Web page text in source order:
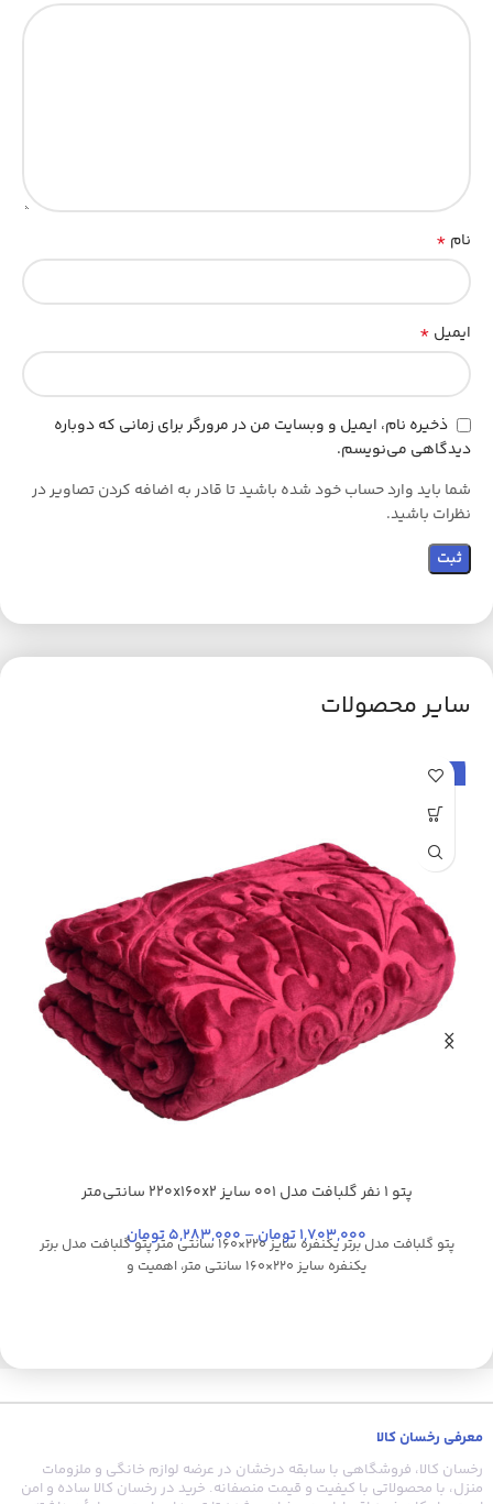
نام *
ایمیل *
ذخیره نام، ایمیل و وبسایت من در مرورگر برای زمانی که دوباره
دیدگاهی می‌نویسم.
شما باید وارد حساب خود شده باشید تا قادر به اضافه کردن تصاویر در
نظرات باشید.
سایر محصولات
حراج
آبی کاربنی ارغوانی روشن شکلاتی
پتو 1 نفر گلبافت مدل 001 سایز 220x160x2 سانتی‌متر
1,703,000تومان–
5,283,000تومان
پتو گلبافت مدل برتر یکنفره سایز 220×160 سانتی متر پتو گلبافت مدل برتر
یکنفره سایز 220×160 سانتی متر، اهمیت و
معرفی رخسان کالا
رخسان کالا، فروشگاهی با سابقه درخشان در عرضه لوازم خانگی و ملزومات
منزل، با محصولاتی با کیفیت و قیمت منصفانه. خرید در رخسان کالا ساده و امن